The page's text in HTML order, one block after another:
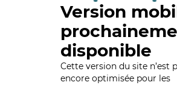
Version
disponible
Cette version du site n’est
encore optimisée pour les